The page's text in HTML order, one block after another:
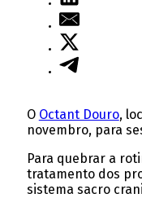
O Octant Douro,
novembro, para
Para quebrar a
tratamento dos
sistema sacro